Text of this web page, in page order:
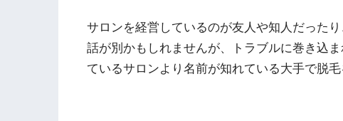
サロンを経営しているのが友人や知人だった
話が別かもしれませんが、トラブルに巻き込
ているサロンより名前が知れている大手で脱毛